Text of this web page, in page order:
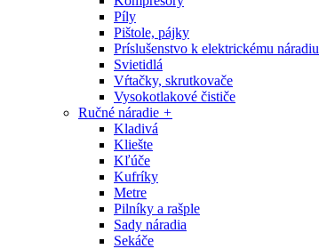
Píly
Pištole, pájky
Príslušenstvo k elektrickému náradiu
Svietidlá
Vŕtačky, skrutkovače
Vysokotlakové čističe
Ručné náradie +
Kladivá
Kliešte
Kľúče
Kufríky
Metre
Pilníky a rašple
Sady náradia
Sekáče